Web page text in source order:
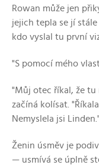
Rowan může jen
jejich tepla se jí
kdo vyslal tu první
"S pomocí mého
"Můj otec říkal, že tu
začíná kolísat.
Nemyslela jsi Linden."
Ženin úsměv je
— usmívá se úplně